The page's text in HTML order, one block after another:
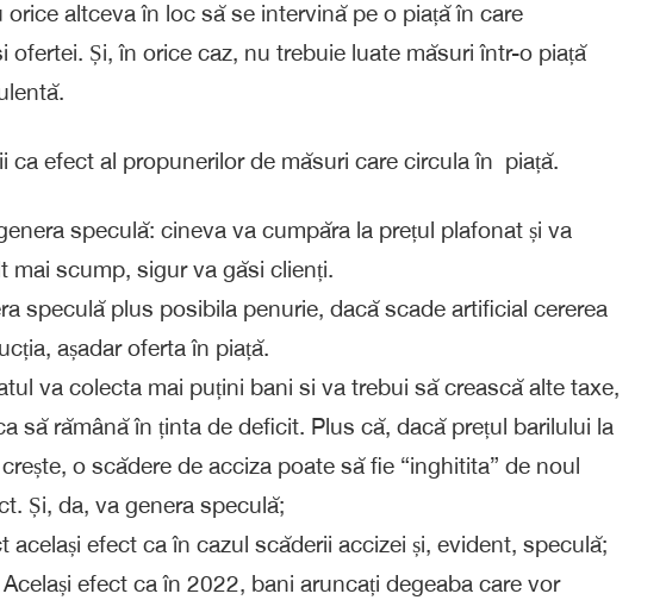
altceva în loc să se intervină pe o piață în care
ofertei. Și, în orice caz, nu trebuie luate măsuri într-o piață
ca efect al propunerilor de măsuri care circula în piață.
speculă: cineva va cumpăra la prețul plafonat și va
mai scump, sigur va găsi clienți.
speculă plus posibila penurie, dacă scade artificial cererea
așadar oferta în piață.
va colecta mai puțini bani si va trebui să crească alte taxe,
să rămână în ținta de deficit. Plus că, dacă prețul barilului la
o scădere de acciza poate să fie “inghitita” de noul
Și, da, va genera speculă;
același efect ca în cazul scăderii accizei și, evident, speculă;
Același efect ca în 2022, bani aruncați degeaba care vor